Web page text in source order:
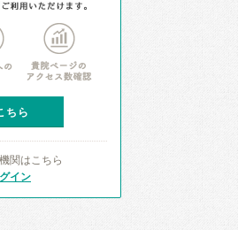
ちら
関はこちら
イン